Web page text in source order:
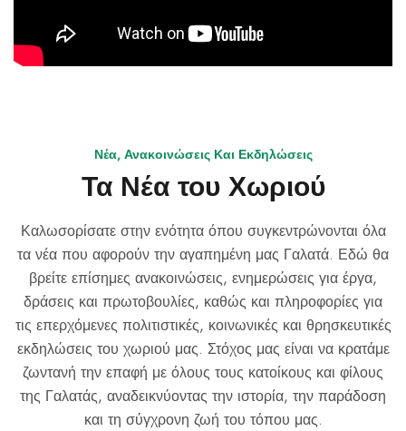
Νέα, Ανακοινώσεις Και Εκδηλώσεις
Τα Νέα του Χωριού
Καλωσορίσατε στην ενότητα όπου συγκεντρώνονται όλα
τα νέα που αφορούν την αγαπημένη μας Γαλατά. Εδώ θα
βρείτε επίσημες ανακοινώσεις, ενημερώσεις για έργα,
δράσεις και πρωτοβουλίες, καθώς και πληροφορίες για
τις επερχόμενες πολιτιστικές, κοινωνικές και θρησκευτικές
εκδηλώσεις του χωριού μας. Στόχος μας είναι να κρατάμε
ζωντανή την επαφή με όλους τους κατοίκους και φίλους
της Γαλατάς, αναδεικνύοντας την ιστορία, την παράδοση
και τη σύγχρονη ζωή του τόπου μας.